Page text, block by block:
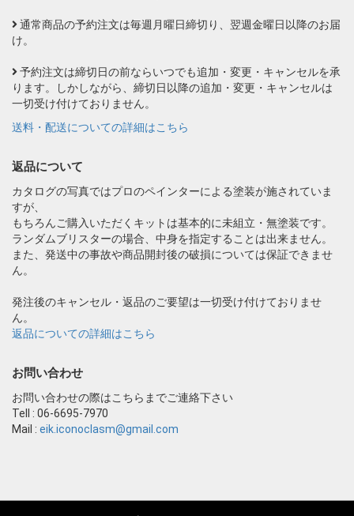
通常商品の予約注文は毎週月曜日締切り、翌週金曜日以降のお届
け。
予約注文は締切日の前ならいつでも追加・変更・キャンセルを承
ります。しかしながら、締切日以降の追加・変更・キャンセルは
一切受け付けておりません。
送料・配送についての詳細はこちら
返品について
カタログの写真ではプロのペインターによる塗装が施されていま
すが、
もちろんご購入いただくキットは基本的に未組立・無塗装です。
ランダムブリスターの場合、中身を指定することは出来ません。
また、発送中の事故や商品開封後の破損については保証できませ
ん。
発注後のキャンセル・返品のご要望は一切受け付けておりませ
ん。
返品についての詳細はこちら
お問い合わせ
お問い合わせの際はこちらまでご連絡下さい
Tell : 06-6695-7970
Mail : eik.iconoclasm@gmail.com